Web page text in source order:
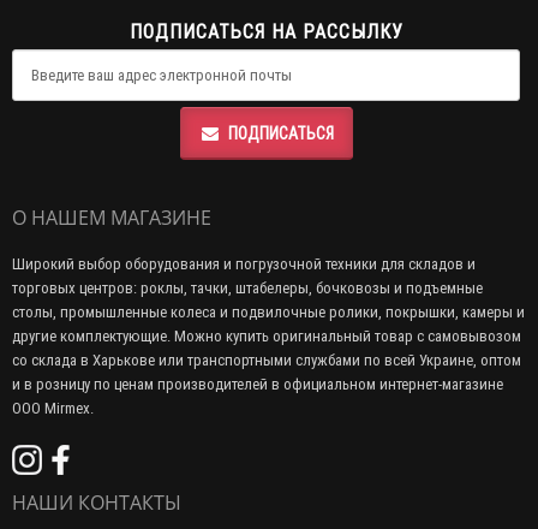
ПОДПИСАТЬСЯ НА РАССЫЛКУ
ПОДПИСАТЬСЯ
О НАШЕМ МАГАЗИНЕ
Широкий выбор оборудования и погрузочной техники для складов и
торговых центров: роклы, тачки, штабелеры, бочковозы и подъемные
столы, промышленные колеса и подвилочные ролики, покрышки, камеры и
другие комплектующие. Можно купить оригинальный товар с самовывозом
со склада в Харькове или транспортными службами по всей Украине, оптом
и в розницу по ценам производителей в официальном интернет-магазине
ООО Mirmex.
НАШИ КОНТАКТЫ